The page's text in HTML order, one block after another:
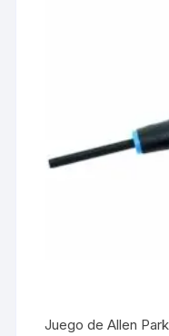
Juego de Allen